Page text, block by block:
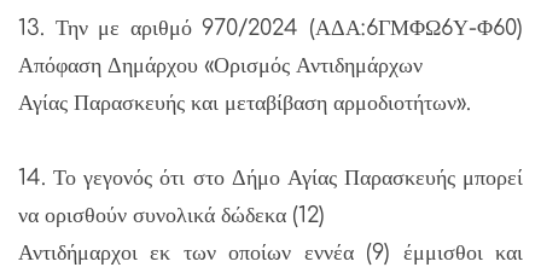
13. Την με αριθμό 970/2024 (ΑΔΑ:6ΓΜΦΩ6Υ-Φ60)
Απόφαση Δημάρχου «Ορισμός Αντιδημάρχων
Αγίας Παρασκευής και μεταβίβαση αρμοδιοτήτων».
14. Το γεγονός ότι στο Δήμο Αγίας Παρασκευής μπορεί
να ορισθούν συνολικά δώδεκα (12)
Αντιδήμαρχοι εκ των οποίων εννέα (9) έμμισθοι και